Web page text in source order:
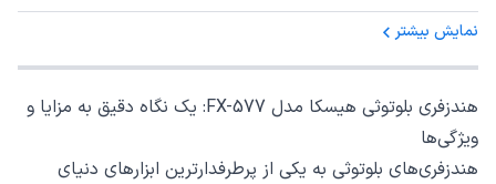
نمایش بیشتر
هندزفری بلوتوثی هیسکا مدل FX-577: یک نگاه دقیق به مزایا و
ویژگی‌ها
هندزفری‌های بلوتوثی به یکی از پرطرفدارترین ابزارهای دنیای